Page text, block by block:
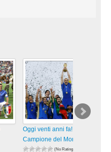
Oggi venti anni fa! L’ Italia
Campione del Mondo. I
(No Ratings Yet)